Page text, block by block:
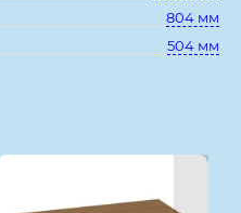
804 мм
504 мм